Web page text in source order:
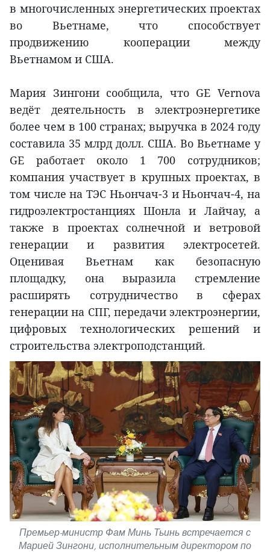
в многочисленных энергетических проектах
во Вьетнаме, что способствует
продвижению кооперации между
Вьетнамом и США.
Мария Зингони сообщила, что GE Vernova
ведёт деятельность в электроэнергетике
более чем в 100 странах; выручка в 2024 году
составила 35 млрд долл. США. Во Вьетнаме у
GE работает около 1 700 сотрудников;
компания участвует в крупных проектах, в
том числе на ТЭС Ньончач-3 и Ньончач-4, на
гидроэлектростанциях Шонла и Лайчау, а
также в проектах солнечной и ветровой
генерации и развития электросетей.
Оценивая Вьетнам как безопасную
площадку, она выразила стремление
расширять сотрудничество в сферах
генерации на СПГ, передачи электроэнергии,
цифровых технологических решений и
строительства электроподстанций.
Премьер-министр Фам Минь Тьинь встречается с
Марией Зингони, исполнительным директором по